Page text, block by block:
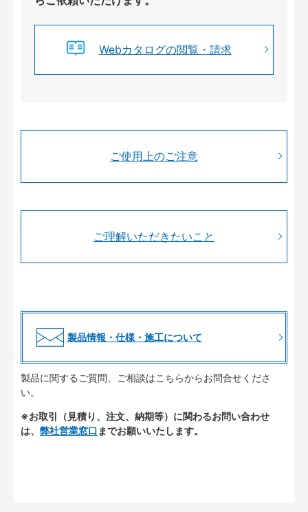
Webカタログの閲覧・請求
ご使用上のご注意
ご理解いただきたいこと
製品情報・仕様・施工について
製品に関するご質問、ご相談はこちらからお問合せくださ
い。
※お取引（見積り、注文、納期等）に関わるお問い合わせ
は、 弊社営業窓口 までお願いいたします。